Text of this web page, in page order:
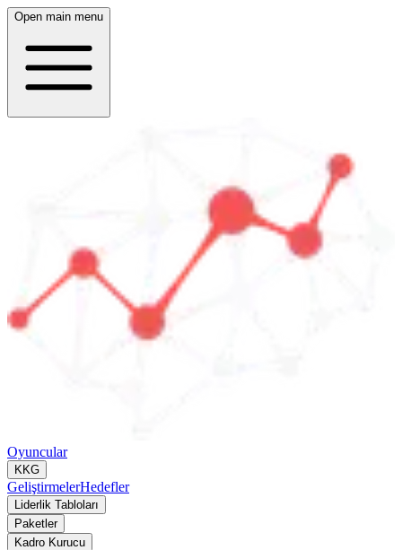
Open main menu
Oyuncular
KKG
GeliştirmelerHedefler
Liderlik Tabloları
Paketler
Kadro Kurucu